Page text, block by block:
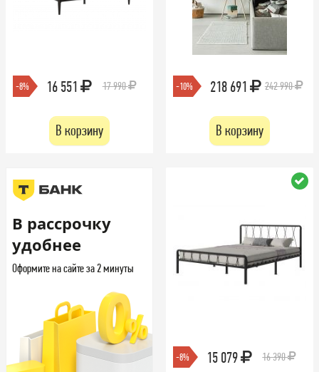
-8% 16 551 17 990
В корзину
-10% 218 691 242 990
В корзину
В рассрочку
удобнее
Оформите на сайте за 2 минуты
-8% 15 079 16 390